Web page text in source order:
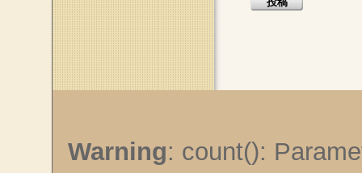
Warning: count():